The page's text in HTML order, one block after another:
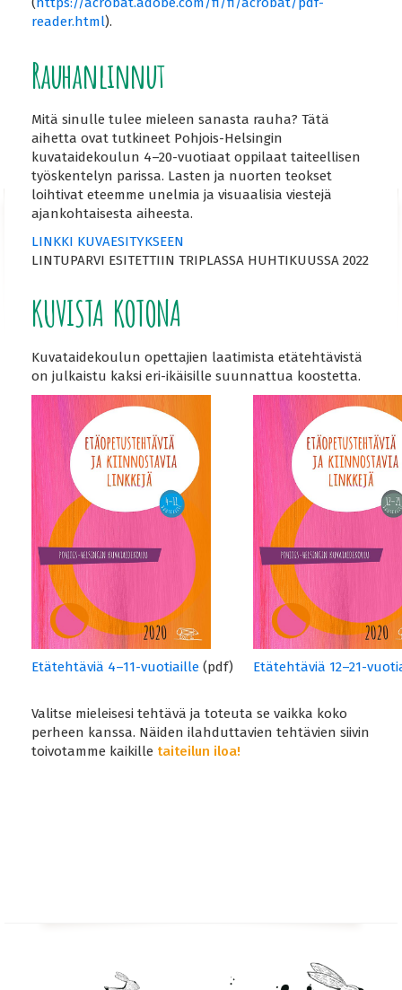
reader.html).
Rauhanlinnut
Mitä sinulle tulee mieleen sanasta rauha? Tätä
aihetta ovat tutkineet Pohjois-Helsingin
kuvataidekoulun 4–20-vuotiaat oppilaat taiteellisen
työskentelyn parissa. Lasten ja nuorten teokset
loihtivat eteemme unelmia ja visuaalisia viestejä
ajankohtaisesta aiheesta.
LINKKI KUVAESITYKSEEN
LINTUPARVI ESITETTIIN TRIPLASSA HUHTIKUUSSA 2022
KUVISTA KOTONA
Kuvataidekoulun opettajien laatimista etätehtävistä
on julkaistu kaksi eri-ikäisille suunnattua koostetta.
Etätehtäviä 4–11-vuotiaille (pdf) Etätehtäviä 12–21-
Valitse mieleisesi tehtävä ja toteuta se vaikka koko
perheen kanssa. Näiden ilahduttavien tehtävien siivin
toivotamme kaikille taiteilun iloa!